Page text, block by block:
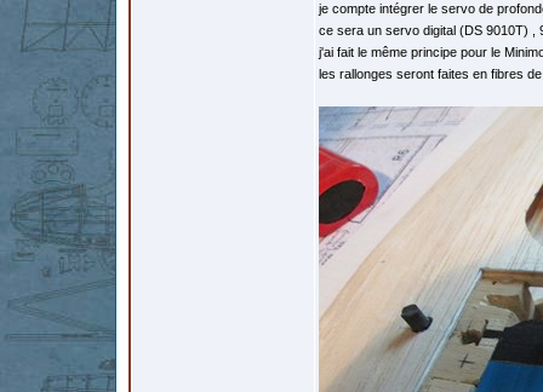
je compte intégrer le servo de
ce sera un servo digital (DS 9010T) ,
j'ai fait le même principe pour le
les rallonges seront faites en fibres